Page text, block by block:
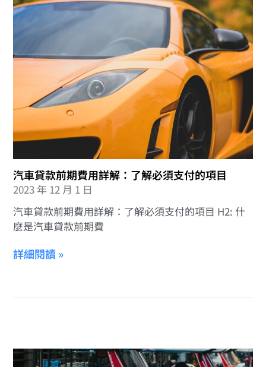
汽車貸款前期費用詳解：了解必須支付的項目
2023 年 12 月 1 日
汽車貸款前期費用詳解：了解必須支付的項目 H2: 什
麼是汽車貸款前期費
詳細閱讀 »